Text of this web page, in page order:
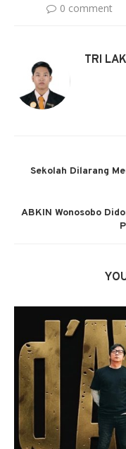
0 comment
TRI
Sekolah Dilarang
ABKIN Wonosobo